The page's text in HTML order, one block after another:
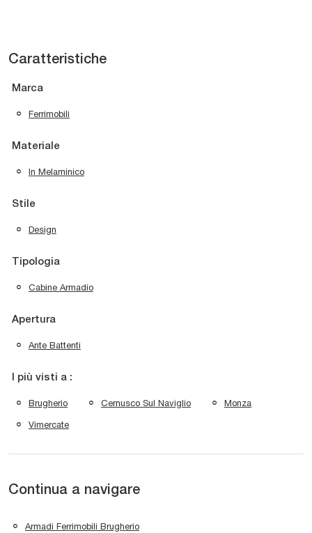
Caratteristiche
Marca
Ferrimobili
Materiale
In Melaminico
Stile
Design
Tipologia
Cabine Armadio
Apertura
Ante Battenti
I più visti a :
Brugherio Cernusco Sul Naviglio Monza
Vimercate
Continua a navigare
Armadi Ferrimobili Brugherio